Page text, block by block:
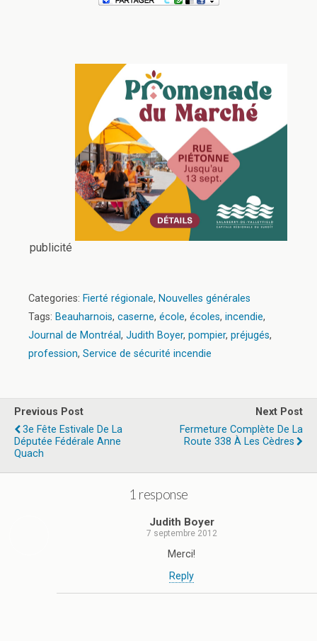
publicité
Categories: Fierté régionale, Nouvelles générales
Tags: Beauharnois, caserne, école, écoles, incendie,
Journal de Montréal, Judith Boyer, pompier, préjugés,
profession, Service de sécurité incendie
Previous Post
3e Fête Estivale De La
Députée Fédérale Anne
Quach
Next Post
Fermeture Complète De La
Route 338 À Les Cèdres
1 response
Judith Boyer
7 septembre 2012
Merci!
Reply